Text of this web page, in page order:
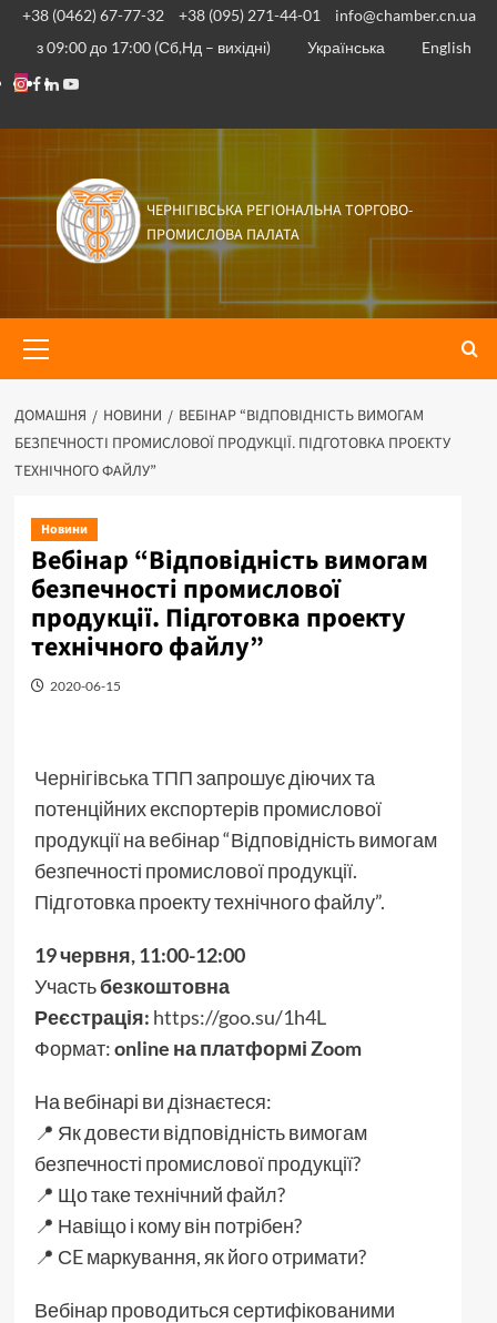
Перейти
вмісту
+38 (0462) 67-77-32 +38 (095) 271-44-01
info@chamber.cn.ua
з 09:00 до 17:00 (Сб,Нд – вихідні)
Українська
English
Instagram
Facebook
Linkedin
Youtube
ЧЕРНІГІВСЬКА РЕГІОНАЛЬНА ТОРГОВО-
ПРОМИСЛОВА ПАЛАТА
меню
ДОМАШНЯ НОВИНИ
ВЕБІНАР “ВІДПОВІДНІСТЬ ВИМОГАМ
БЕЗПЕЧНОСТІ ПРОМИСЛОВОЇ ПРОДУКЦІЇ. ПІДГОТОВКА ПРОЕКТУ
ТЕХНІЧНОГО ФАЙЛУ”
Новини
Вебінар “Відповідність вимогам
безпечності промислової
продукції. Підготовка проекту
технічного файлу”
2020-06-15
Чернігівська ТППзапрошує діючих та
потенційних експортерів промислової
продукції на вебінар “Відповідність вимогам
безпечності промислової продукції.
Підготовка проекту технічного файлу”.
19 червня, 11:00-12:00
Участьбезкоштовна
Реєстрація: https://goo.su/1h4L
Формат:online на платформі Zoom
На вебінарі ви дізнаєтеся:
📍 Як довести відповідність вимогам
безпечності промислової продукції?
📍 Що таке технічний файл?
📍 Навіщо і кому він потрібен?
📍 СE маркування, як його отримати?
Вебінар проводиться сертифікованими